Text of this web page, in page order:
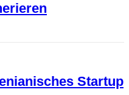
Startup